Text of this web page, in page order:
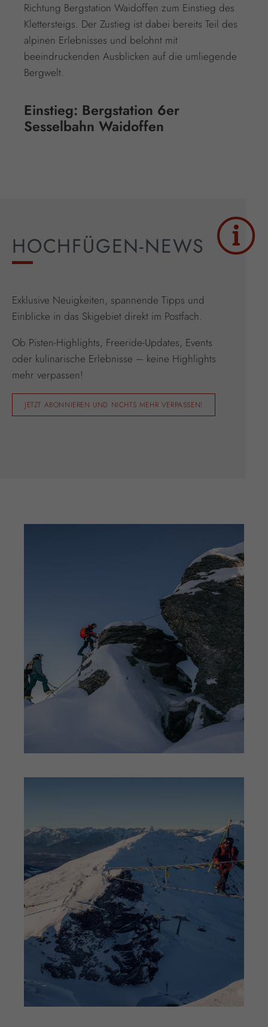
Richtung Bergstation Waidoffen zum Einstieg des
Klettersteigs. Der Zustieg ist dabei bereits Teil des
alpinen Erlebnisses und belohnt mit
beeindruckenden Ausblicken auf die umliegende
Bergwelt.
Einstieg: Bergstation 6er
Sesselbahn Waidoffen
HOCHFÜGEN-NEWS
Exklusive Neuigkeiten, spannende Tipps und
Einblicke in das Skigebiet direkt im Postfach.
Ob Pisten-Highlights, Freeride-Updates, Events
oder kulinarische Erlebnisse – keine Highlights
mehr verpassen!
JETZT ABONNIEREN UND NICHTS MEHR VERPASSEN!